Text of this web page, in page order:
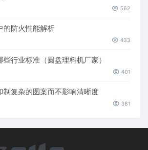
562
的防火性能解析
433
行业标准（圆盘理料机厂家）
401
制复杂的图案而不影响清晰度
381